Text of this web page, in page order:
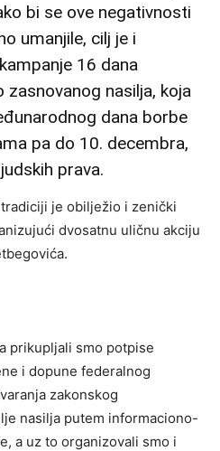
bi se ove negativnosti
umanjile, cilj je i
16 dana
nasilja, koja
dana borbe
pa do 10. decembra,
prava.
je obilježio i zenički
dvosatnu uličnu akciju
prikupljali smo potpise
i dopune federalnog
zakonskog
nasilja putem informaciono-
a uz to organizovali smo i